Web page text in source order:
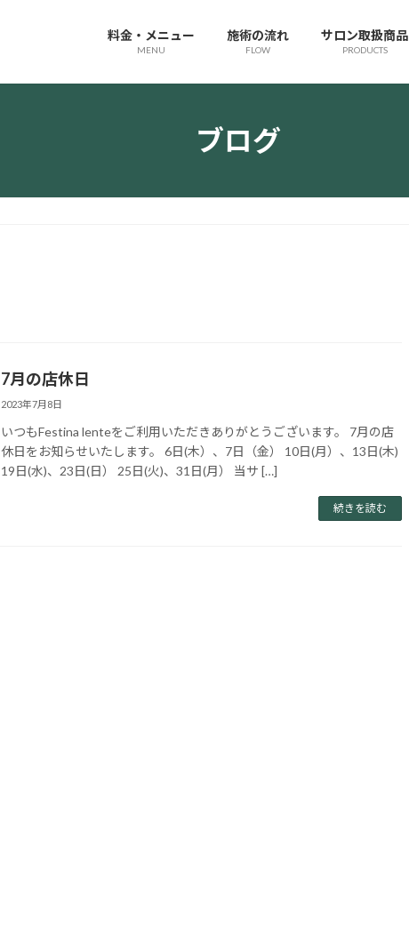
料金・メニュー
MENU
施術の流れ
FLOW
サロン取扱商品
PRODUCTS
ブログ
7月の店休日
2023年7月8日
いつもFestina lenteをご利用いただきありがとうございます。 7月の店
休日をお知らせいたします。 6日(木）、7日（金） 10日(月）、13日(木)
19日(水)、23日(日） 25日(火)、31日(月） 当サ […]
続きを読む